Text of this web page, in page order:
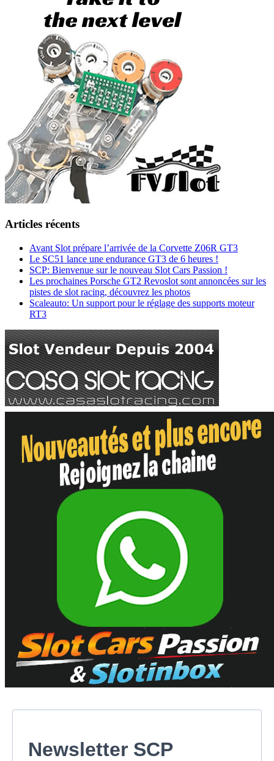
Articles récents
Avant Slot prépare l’arrivée de la Corvette Z06R GT3
Le SC51 lance une endurance GT3 de 6 heures !
SCP: Bienvenue sur le nouveau Slot Cars Passion !
Les prochaines Porsche GT2 Revoslot sont annoncées sur les
pistes de slot racing, découvrez les photos
Scaleauto: Un support pour le réglage des supports moteur
RT3
Newsletter SCP